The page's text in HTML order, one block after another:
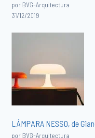
por BVG-Arquitectura
31/12/2019
LÁMPARA NESSO, de
por BVG-Arquitectura